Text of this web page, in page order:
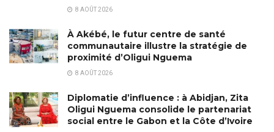
8 AOÛT 2026
À Akébé, le futur centre de santé
communautaire illustre la stratégie de
proximité d’Oligui Nguema
8 AOÛT 2026
Diplomatie d’influence : à Abidjan, Zita
Oligui Nguema consolide le partenariat
social entre le Gabon et la Côte d’Ivoire